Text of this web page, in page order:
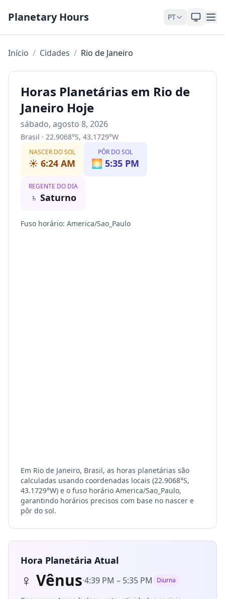
Planetary Hours PT
Início / Cidades / Rio de Janeiro
Horas Planetárias em Rio de
Janeiro Hoje
sábado, agosto 8, 2026
Brasil · 22.9068°S, 43.1729°W
NASCER DO SOL
☀️ 6:24 AM
PÔR DO SOL
🌅 5:35 PM
REGENTE DO DIA
♄ Saturno
Fuso horário: America/Sao_Paulo
Em Rio de Janeiro, Brasil, as horas planetárias são
calculadas usando coordenadas locais (22.9068°S,
43.1729°W) e o fuso horário America/Sao_Paulo,
garantindo horários precisos com base no nascer e
pôr do sol.
Hora Planetária Atual
♀ Vênus·4:39 PM – 5:35 PM Diurna